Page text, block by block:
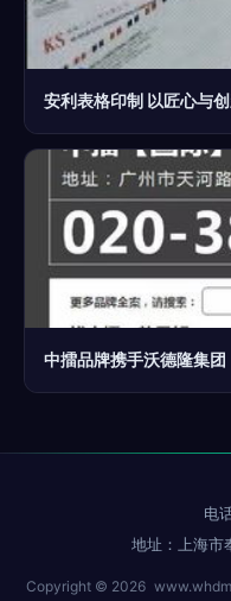
安利表格印制 以匠心与
中擂品牌携手沃德隆集
电
地址：上海市
Copyright © 2026